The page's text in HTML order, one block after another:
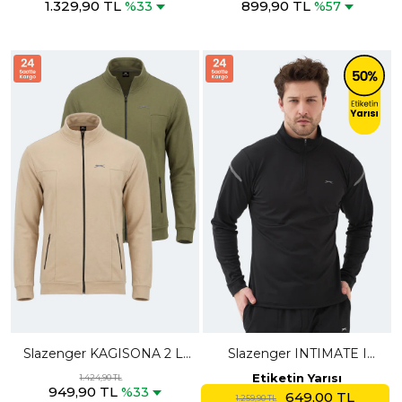
Mor Sweatshırt
1.329,90 TL %33 899,90 TL %57
Slazenger KAGISONA 2 Lİ
SET Erkek Fermuarlı Dik
Yaka Cepli Bej - Haki
1.424,90 TL
949,90 TL %33
Slazenger INTIMATE I
Erkek Dik Yaka Fermuarlı
Siyah Sweatshırt
Etiketin Yarısı
1.259,90 TL 649,00 TL